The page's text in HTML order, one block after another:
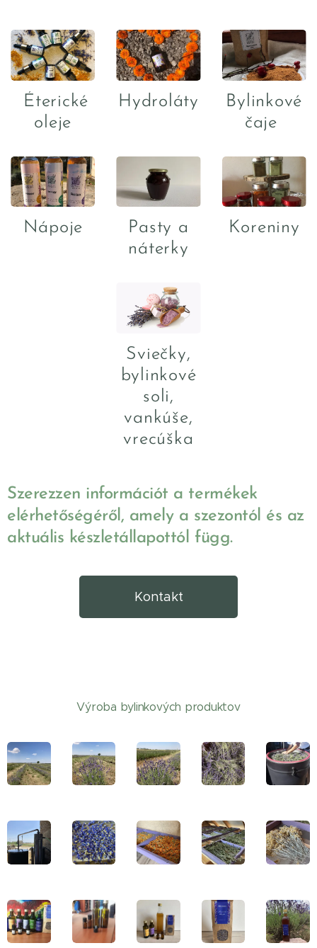
Éterické
oleje
Hydroláty
Bylinkové
čaje
Nápoje
Pasty a
náterky
Koreniny
Sviečky,
bylinkové
soli,
vankúše,
vrecúška
Szerezzen információt a termékek
elérhetőségéről, amely a szezontól és az
aktuális készletállapottól függ.
Kontakt
Výroba bylinkových produktov